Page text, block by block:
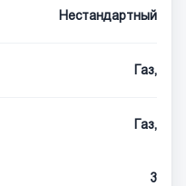
Нестандартный
Газ,
Газ,
3